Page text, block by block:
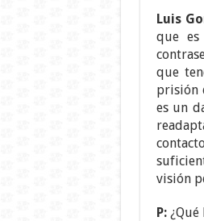
Luis
que
que
prisión
es un
visión
P: